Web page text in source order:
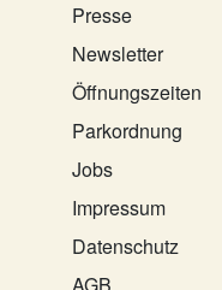
Presse
Newsletter
Öffnungszeiten
Parkordnung
Jobs
Impressum
Datenschutz